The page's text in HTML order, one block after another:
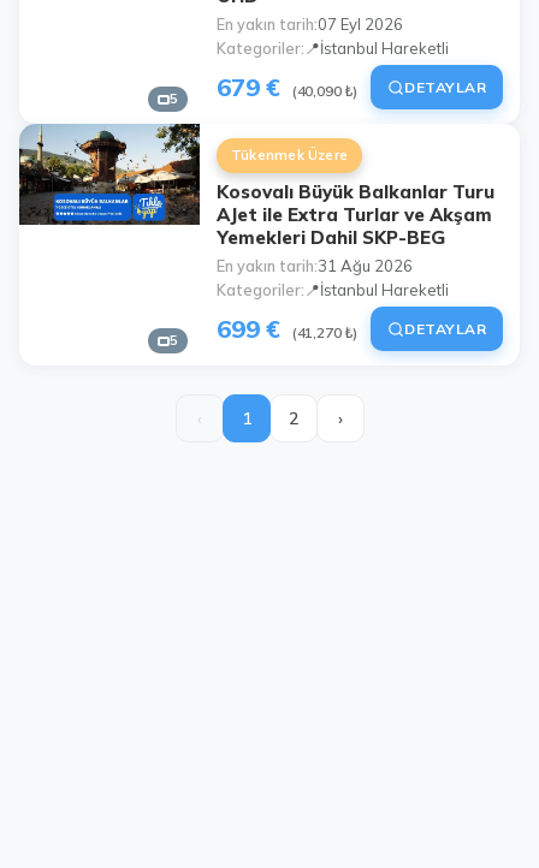
5
En yakın tarih 07 Eyl 2026
Kategoriler 📍İstanbul Hareketli
679 € (40,090 ₺) DETAYLAR
5
Tükenmek Üzere
Kosovalı Büyük Balkanlar Turu
AJet ile Extra Turlar ve Akşam
Yemekleri Dahil SKP-BEG
En yakın tarih 31 Ağu 2026
Kategoriler 📍İstanbul Hareketli
699 € (41,270 ₺) DETAYLAR
‹ 1 2 ›